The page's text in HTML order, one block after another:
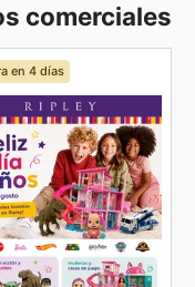
comerciales
en 4 días